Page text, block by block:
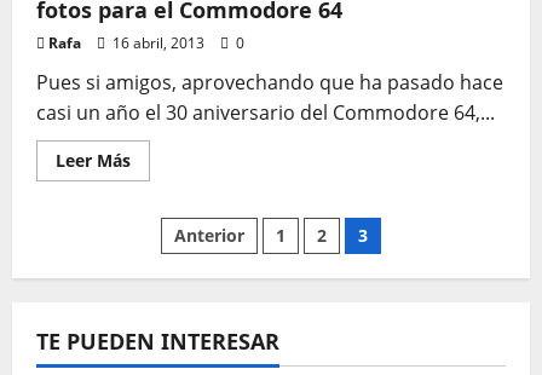
fotos para el Commodore 64
Rafa 16 abril, 2013 0
Pues si amigos, aprovechando que ha pasado hace
casi un año el 30 aniversario del Commodore 64,...
Leer MásLeer
más
Camera
iPhone
cámara
de
fotos
Paginación
de
entradas
Anterior 1 2 3
TE PUEDEN INTERESAR